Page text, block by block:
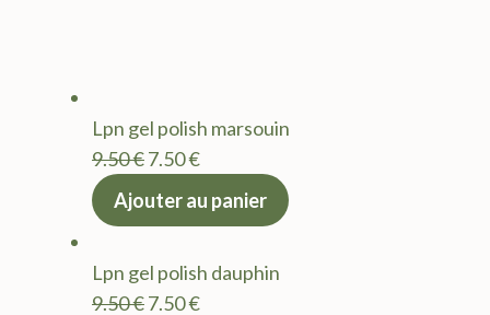
Lpn gel polish marsouin
9.50€Le
prix
9.50 €.
7.50€Le
actuel
7.50 €.
Ajouter au panier
Lpn gel polish dauphin
9.50€Le
7.50€Le